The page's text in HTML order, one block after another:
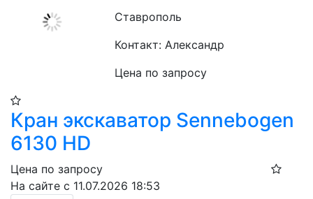
Ставрополь
Контакт: Александр
Цена по запросу
Кран экскаватор Sennebogen
6130 HD
Цена по запросу
На сайте с 11.07.2026 18:53